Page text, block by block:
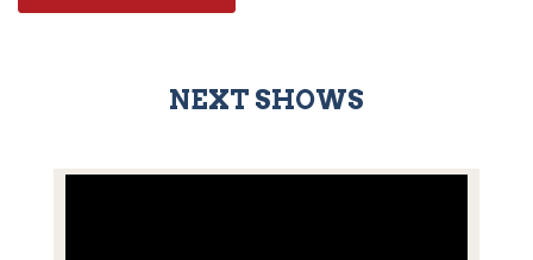
NEXT SHOWS